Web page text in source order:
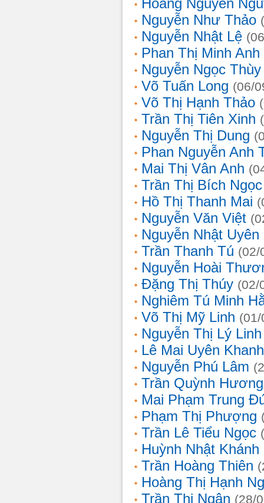
Hoàng Nguyễn
Nguyễn Như Thảo
Nguyễn Nhật Lệ
Phan Thị Minh Anh
Nguyễn Ngọc
Võ Tuấn Long (06/
Võ Thị Hạnh Thảo
Trần Thị Tiên Xinh
Nguyễn Thị Dung
Phan Nguyễn Anh
Mai Thị Vân Anh
Trần Thị Bích Ngọc
Hồ Thị Thanh Mai
Nguyễn Văn Việt
Nguyễn Nhật Uyên
Trần Thanh Tú (02/
Nguyễn Hoài
Đặng Thị Thúy (02/
Nghiêm Tú Minh
Võ Thị Mỹ Linh
Nguyễn Thị Lý Linh
Lê Mai Uyên Khanh
Nguyễn Phú Lâm
Trần Quỳnh Hương
Mai Phạm Trung
Phạm Thị Phượng
Trần Lê Tiểu Ngọc
Huỳnh Nhật Khánh
Trần Hoàng Thiên
Hoàng Thị Hạnh
Trần Thị Ngân (28/